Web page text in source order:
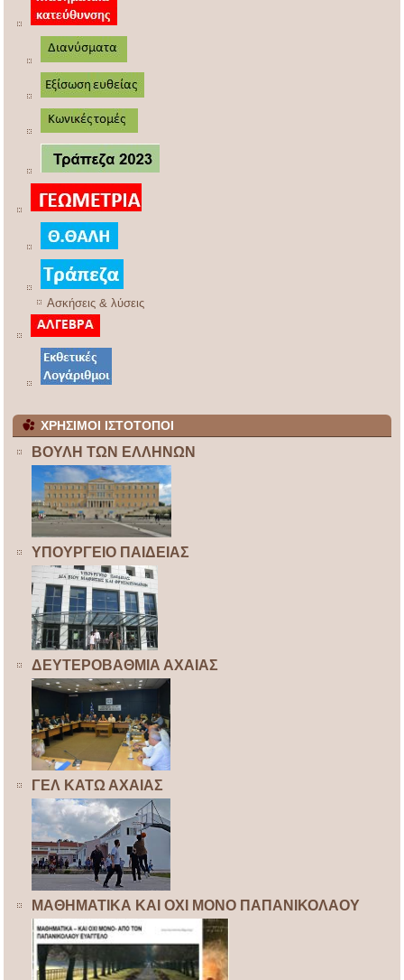
Ασκήσεις & λύσεις
ΧΡΗΣΙΜΟΙ ΙΣΤΟΤΟΠΟΙ
ΒΟΥΛΗ ΤΩΝ ΕΛΛΗΝΩΝ
ΥΠΟΥΡΓΕΙΟ ΠΑΙΔΕΙΑΣ
ΔΕΥΤΕΡΟΒΑΘΜΙΑ ΑΧΑΙΑΣ
ΓΕΛ ΚΑΤΩ ΑΧΑΙΑΣ
ΜΑΘΗΜΑΤΙΚΑ ΚΑΙ ΟΧΙ ΜΟΝΟ ΠΑΠΑΝΙΚΟΛΑΟΥ